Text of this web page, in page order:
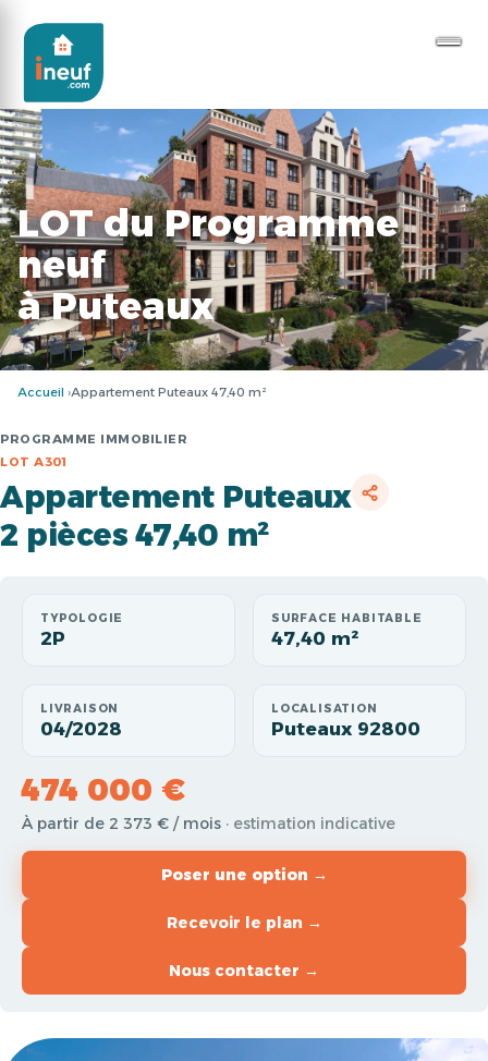
LOT du Programme
neuf
à Puteaux
Accueil Appartement Puteaux 47,40 m²
PROGRAMME IMMOBILIER
LOT A301
Appartement Puteaux
2 pièces 47,40 m²
TYPOLOGIE
2P
SURFACE HABITABLE
47,40 m²
LIVRAISON
04/2028
LOCALISATION
Puteaux 92800
474 000 €
À partir de 2 373 € / mois · estimation indicative
Poser une option →
Recevoir le plan →
Nous contacter →